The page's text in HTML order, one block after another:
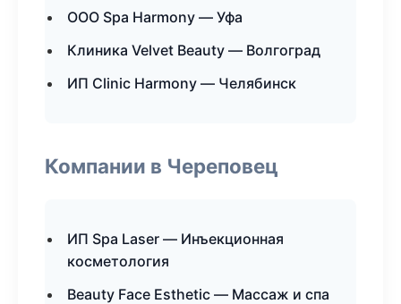
ООО Spa Harmony — Уфа
Клиника Velvet Beauty — Волгоград
ИП Clinic Harmony — Челябинск
Компании в Череповец
ИП Spa Laser — Инъекционная
косметология
Beauty Face Esthetic — Массаж и спа